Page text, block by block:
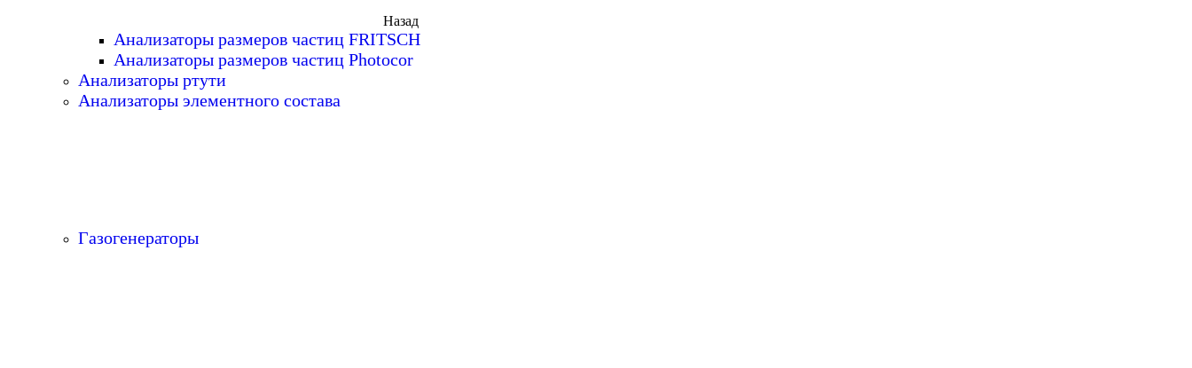
Назад
Анализаторы размеров частиц FRITSCH
Анализаторы размеров частиц Photocor
Анализаторы ртути
Анализаторы элементного состава
Газогенераторы